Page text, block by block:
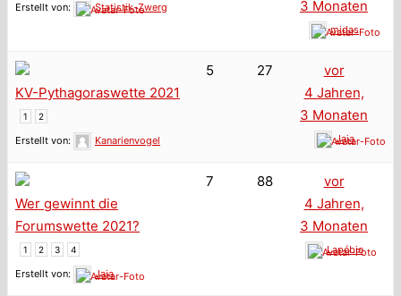
Erstellt von: Statistik-Zwerg
3 Monaten
midas
KV-Pythagoraswette 2021
1 2
Erstellt von: Kanarienvogel
5 27
vor
4 Jahren,
3 Monaten
Jaja
Wer gewinnt die
Forumswette 2021?
1 2 3 4
Erstellt von: Jaja
7 88
vor
4 Jahren,
3 Monaten
Lapébie